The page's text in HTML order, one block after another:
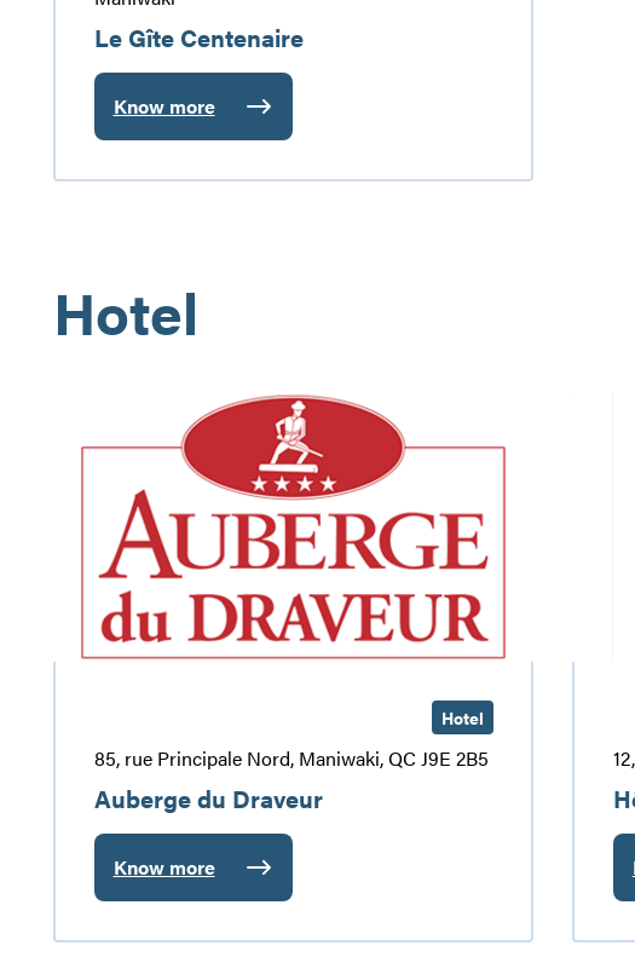
Le Gîte Centenaire
Know more
:
Le
Gîte
Hotel
Hotel
85, rue Principale Nord, Maniwaki, QC J9E 2B5
Auberge du Draveur
Know more
:
Auberge
du